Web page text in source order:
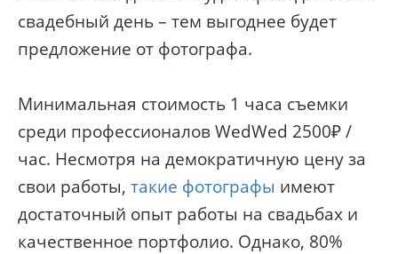
свадебный день – тем выгоднее будет
предложение от фотографа.
Минимальная стоимость 1 часа съемки
среди профессионалов WedWed 2500₽ /
час. Несмотря на демократичную цену за
свои работы, такие фотографы имеют
достаточный опыт работы на свадьбах и
качественное портфолио. Однако, 80%